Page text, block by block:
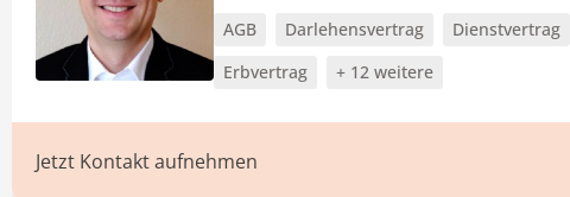
AGB Darlehensvertrag Dienstvertrag
Erbvertrag
+ 12 weitere
Jetzt Kontakt aufnehmen